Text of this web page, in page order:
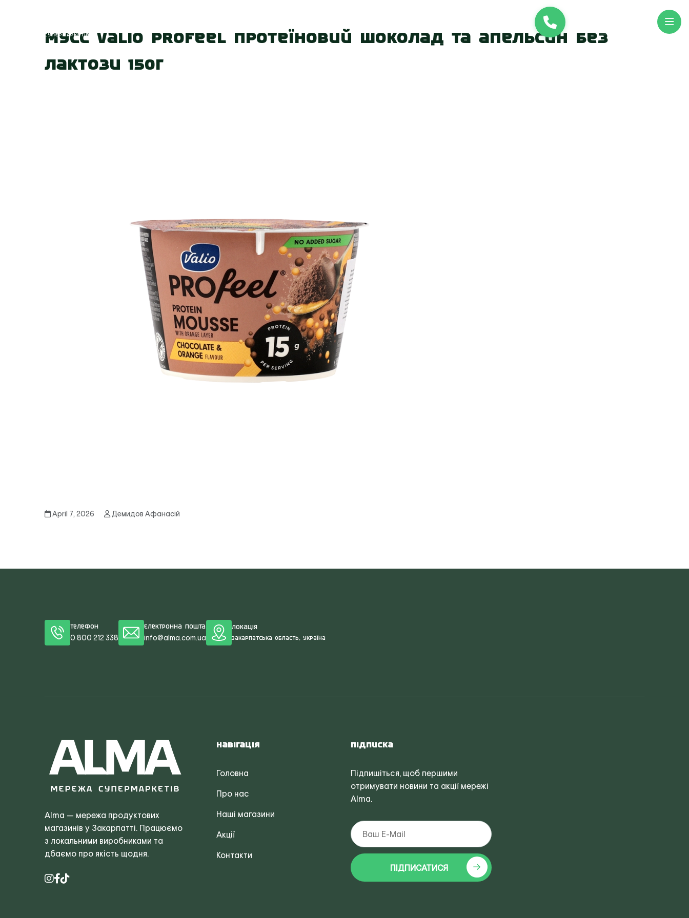
Мусс Valio PROfeel протеїновий шоколад та апельсин без
лактози 150г
April 7, 2026 Демидов Афанасій
Телефон
0 800 212 338
Електронна пошта
info@alma.com.ua
Локація
Закарпатська область, Україна
Alma — мережа продуктових
магазинів у Закарпатті. Працюємо
з локальними виробниками та
дбаємо про якість щодня.
Навігація
Головна
Про нас
Наші магазини
Акції
Контакти
Підписка
Підпишіться, щоб першими
отримувати новини та акції мережі
Alma.
ПІДПИСАТИСЯ